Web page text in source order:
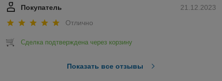
21.12.2023
Покупатель
Отлично
Сделка подтверждена через корзину
Показать все отзывы